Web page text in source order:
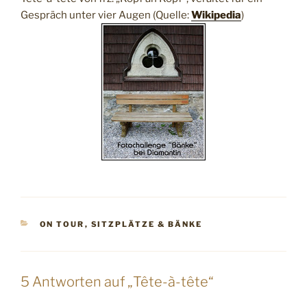
Gespräch unter vier Augen (Quelle:Wikipedia)
KATEGORIEN
ON TOUR , SITZPLÄTZE & BÄNKE
5 Antworten auf „Tête-à-tête“